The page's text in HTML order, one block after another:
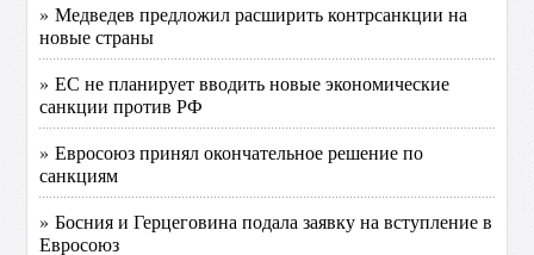
» Медведев предложил расширить контрсанкции на
новые страны
» ЕС не планирует вводить новые экономические
санкции против РФ
» Евросоюз принял окончательное решение по
санкциям
» Босния и Герцеговина подала заявку на вступление в
Евросоюз